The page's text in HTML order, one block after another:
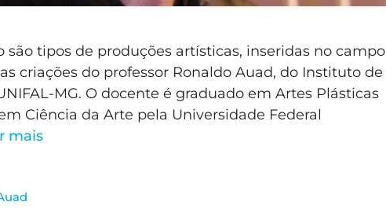
são tipos de produções artísticas, inseridas no campo
criações do professor Ronaldo Auad, do Instituto de
MG. O docente é graduado em Artes Plásticas
Ciência da Arte pela Universidade Federal
mais